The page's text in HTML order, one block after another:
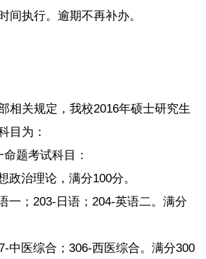
间执行。逾期不再补办。
关规定，我校2016年硕士研究生
目为：
题考试科目：
治理论，满分100分。
；203-日语；204-英语二。满分
医综合；306-西医综合。满分300